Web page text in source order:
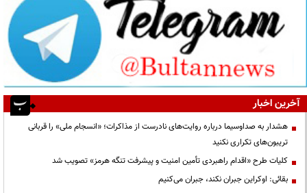
آخرین اخبار
هشدار به صداوسیما درباره روایت‌های نادرست از مذاکرات؛ «انسجام ملی» را قربانی
تریبون‌های تکراری نکنید
کلیات طرح «اقدام راهبردی تأمین امنیت و پیشرفت تنگه هرمز» تصویب شد
بقائی: اوکراین جبران نکند، جبران می‌کنیم